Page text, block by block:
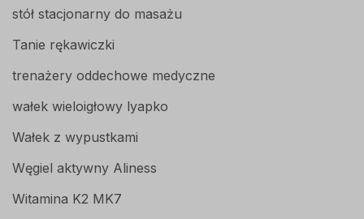
stół stacjonarny do masażu
Tanie rękawiczki
trenażery oddechowe medyczne
wałek wieloigłowy lyapko
Wałek z wypustkami
Węgiel aktywny Aliness
Witamina K2 MK7